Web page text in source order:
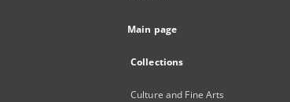
Main page
Collections
Culture and Fine Arts